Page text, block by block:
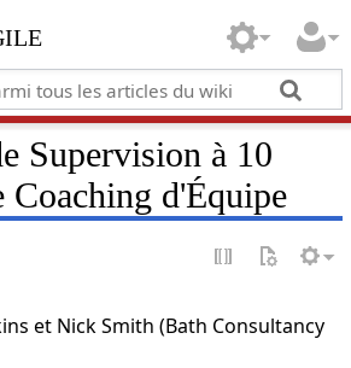
Supervision à 10
Coaching d'Équipe
et Nick Smith (Bath Consultancy